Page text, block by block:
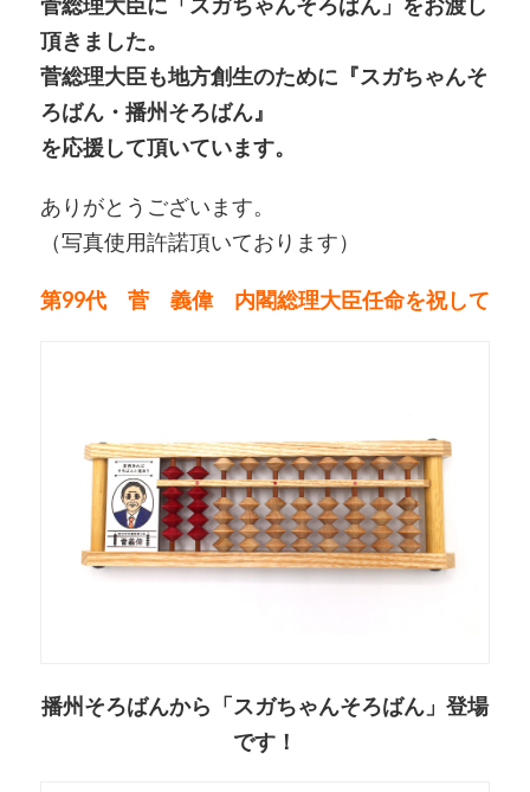
頂きました。
菅総理大臣も地方創生のために『スガちゃんそ
ろばん・播州そろばん』
を応援して頂いています。
ありがとうございます。
（写真使用許諾頂いております）
第99代 菅 義偉 内閣総理大臣任命を祝して
播州そろばんから「スガちゃんそろばん」登場
です！